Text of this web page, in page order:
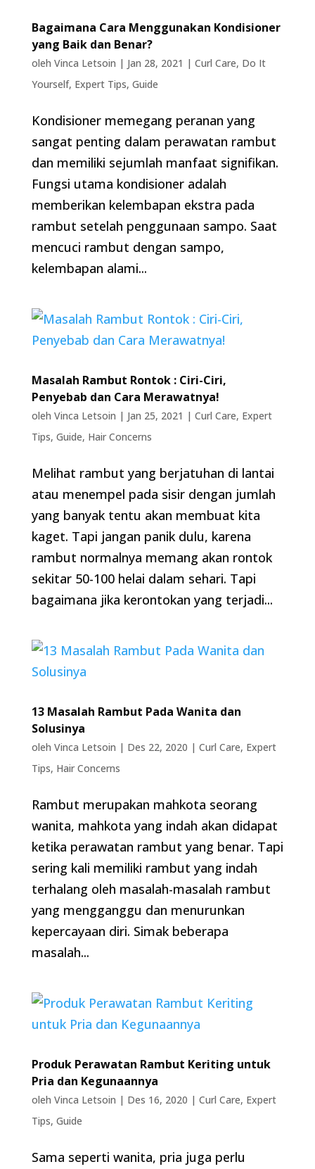
Bagaimana Cara Menggunakan Kondisioner
yang Baik dan Benar?
oleh Vinca Letsoin | Jan 28, 2021 | Curl Care, Do It
Yourself, Expert Tips, Guide
Kondisioner memegang peranan yang
sangat penting dalam perawatan rambut
dan memiliki sejumlah manfaat signifikan.
Fungsi utama kondisioner adalah
memberikan kelembapan ekstra pada
rambut setelah penggunaan sampo. Saat
mencuci rambut dengan sampo,
kelembapan alami...
Masalah Rambut Rontok : Ciri-Ciri,
Penyebab dan Cara Merawatnya!
oleh Vinca Letsoin | Jan 25, 2021 | Curl Care, Expert
Tips, Guide, Hair Concerns
Melihat rambut yang berjatuhan di lantai
atau menempel pada sisir dengan jumlah
yang banyak tentu akan membuat kita
kaget. Tapi jangan panik dulu, karena
rambut normalnya memang akan rontok
sekitar 50-100 helai dalam sehari. Tapi
bagaimana jika kerontokan yang terjadi...
13 Masalah Rambut Pada Wanita dan
Solusinya
oleh Vinca Letsoin | Des 22, 2020 | Curl Care, Expert
Tips, Hair Concerns
Rambut merupakan mahkota seorang
wanita, mahkota yang indah akan didapat
ketika perawatan rambut yang benar. Tapi
sering kali memiliki rambut yang indah
terhalang oleh masalah-masalah rambut
yang mengganggu dan menurunkan
kepercayaan diri. Simak beberapa
masalah...
Produk Perawatan Rambut Keriting untuk
Pria dan Kegunaannya
oleh Vinca Letsoin | Des 16, 2020 | Curl Care, Expert
Tips, Guide
Sama seperti wanita, pria juga perlu